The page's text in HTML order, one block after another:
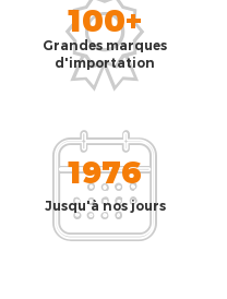
100+
Grandes marques
d'importation
1976
Jusqu'à nos jours